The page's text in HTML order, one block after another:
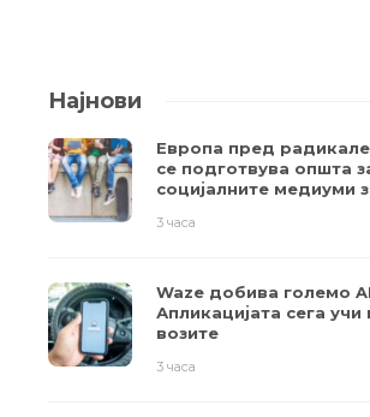
Најнови
Европа пред
се подготвува општа
социјалните медиуми
3 часа
Waze добива големо
Апликацијата сега учи
возите
3 часа